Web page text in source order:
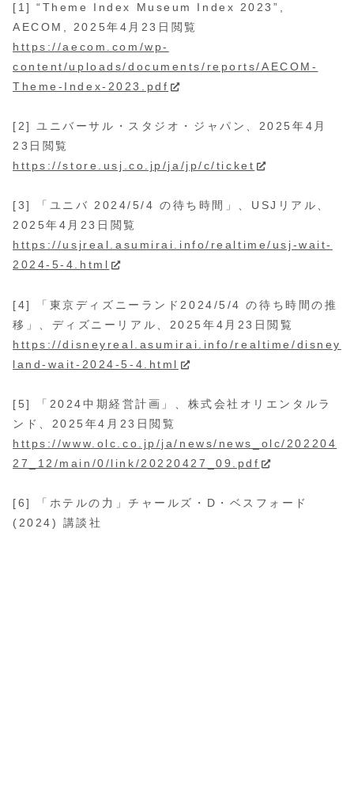
[1] “Theme Index Museum Index 2023”,
AECOM, 2025年4月23日閲覧
https://aecom.com/wp-
content/uploads/documents/reports/AECOM-
Theme-Index-2023.pdf
[2] ユニバーサル・スタジオ・ジャパン、2025年4月
23日閲覧
https://store.usj.co.jp/ja/jp/c/ticket
[3] 「ユニバ 2024/5/4 の待ち時間」、USJリアル、
2025年4月23日閲覧
https://usjreal.asumirai.info/realtime/usj-wait-
2024-5-4.html
[4] 「東京ディズニーランド2024/5/4 の待ち時間の推
移」、ディズニーリアル、2025年4月23日閲覧
https://disneyreal.asumirai.info/realtime/disney
land-wait-2024-5-4.html
[5] 「2024中期経営計画」、株式会社オリエンタルラ
ンド、2025年4月23日閲覧
https://www.olc.co.jp/ja/news/news_olc/202204
27_12/main/0/link/20220427_09.pdf
[6] 「ホテルの力」チャールズ・D・ベスフォード
(2024) 講談社